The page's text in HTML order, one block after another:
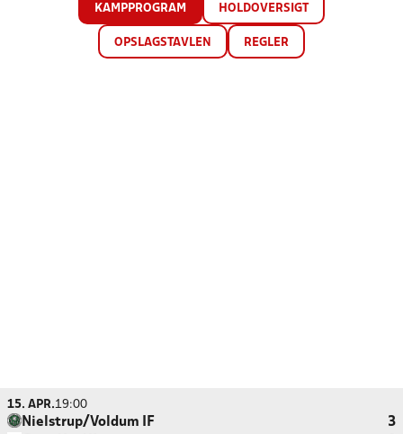
KAMPPROGRAM HOLDOVERSIGT
OPSLAGSTAVLEN REGLER
15. APR.19:00
Nielstrup/Voldum IF
3